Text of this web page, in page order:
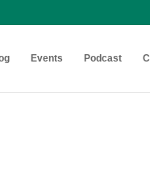
Events Podcast